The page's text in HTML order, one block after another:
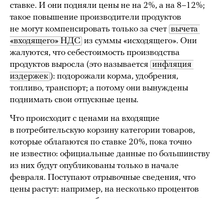
ставке. И они подняли цены не на 2%, а на 8–12%;
такое повышение производители продуктов
не могут компенсировать только за счет вычета
«входящего» НДС из суммы «исходящего». Они
жалуются, что себестоимость производства
продуктов выросла (это называется инфляция
издержек ): подорожали корма, удобрения,
топливо, транспорт; а потому они вынуждены
поднимать свои отпускные цены.
Что происходит с ценами на входящие
в потребительскую корзину категории товаров,
которые облагаются по ставке 20%, пока точно
не известно: официальные данные по большинству
из них будут опубликованы только в начале
февраля. Поступают отрывочные сведения, что
цены растут: например, на несколько процентов